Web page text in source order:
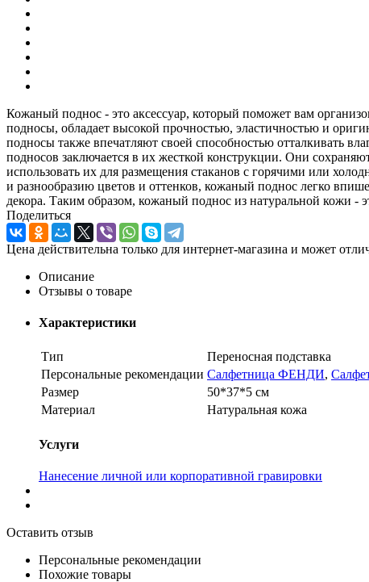
Кожаный поднос - это аксессуар, который поможет вам
подносы, обладает высокой прочностью, эластичностью и
подносы также впечатляют своей способностью отталкивать
подносов заключается в их жесткой конструкции. Они
использовать их для размещения стаканов с горячими или
и разнообразию цветов и оттенков, кожаный поднос легко
декора. Таким образом, кожаный поднос из натуральной кожи -
Поделиться
Цена действительна только для интернет-магазина и может
Описание
Отзывы о товаре
Характеристики
Тип
Переносная подставка
Персональные рекомендации Салфетница ФЕНДИ,
Размер
50*37*5 см
Материал
Натуральная кожа
Услуги
Нанесение личной или корпоративной гравировки
Оставить отзыв
Персональные рекомендации
Похожие товары